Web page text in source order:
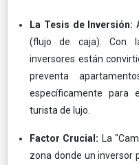
La Tesis de Inversión:
(flujo de caja). Con
inversores están
preventa
específicamente para
turista de lujo.
Factor Crucial: La
zona donde un inversor